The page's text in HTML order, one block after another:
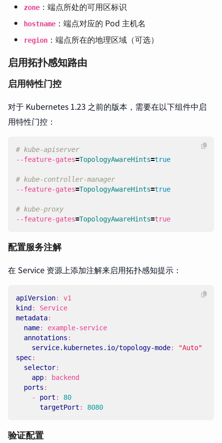
zone ：端点所处的可用区标识
hostname ：端点对应的 Pod 主机名
region ：端点所在的地理区域（可选）
启用拓扑感知路由
启用特性门控
对于 Kubernetes 1.23 之前的版本，需要在以下组件中启
用特性门控：
# kube-apiserver
--feature-gates=TopologyAwareHints=true
# kube-controller-manager
--feature-gates=TopologyAwareHints=true
# kube-proxy
--feature-gates=TopologyAwareHints=true
配置服务注解
在 Service 资源上添加注解来启用拓扑感知提示：
apiVersion:
v1
kind :
Service
metadata:
name:
example-service
annotations :
service.kubernetes.io/topology-mode:
"Auto"
spec:
selector:
app:
backend
ports :
- port :
80
targetPort : 8080
验证配置